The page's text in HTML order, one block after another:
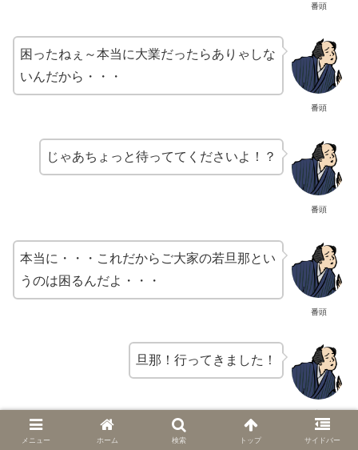
番頭
番頭
困ったねぇ～本当に大業だったらありゃしな
いんだから・・・
番頭
じゃあちょっと待っててくださいよ！？
番頭
本当に・・・これだからご大家の若旦那とい
うのは困るんだよ・・・
旦那！行ってきました！
メニュー ホーム 検索 トップ サイドバー